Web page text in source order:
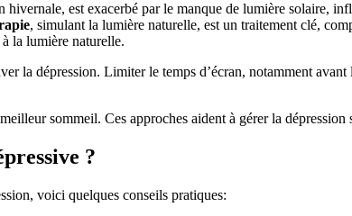
hivernale, est exacerbé par le manque de lumière solaire,
, simulant la lumière naturelle, est un traitement clé,
la lumière naturelle.
la dépression. Limiter le temps d’écran, notamment
sommeil. Ces approches aident à gérer la
?
voici quelques conseils pratiques: